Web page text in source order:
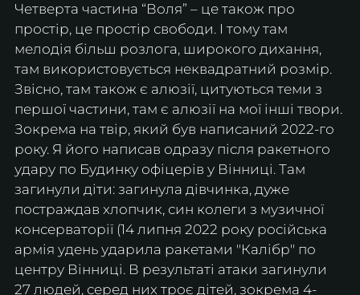
Четверта частина “Воля” – це також про
простір, це простір свободи. І тому там
мелодія більш розлога, широкого дихання,
там використовується неквадратний розмір.
Звісно, там також є алюзії, цитуються теми з
першої частини, там є алюзії на мої інші твори.
Зокрема на твір, який був написаний 2022-го
року. Я його написав одразу після ракетного
удару по Будинку офіцерів у Вінниці. Там
загинули діти: загинула дівчинка, дуже
постраждав хлопчик, син колеги з музичної
консерваторії (14 липня 2022 року російська
армія удень ударила ракетами "Калібр" по
центру Вінниці. В результаті атаки загинули
27 людей, серед них троє дітей, зокрема 4-